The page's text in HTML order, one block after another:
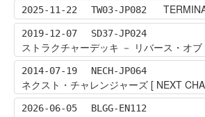
2025-11-22 TW03-JP082
2019-12-07 SD37-JP024
ストラクチャーデッキ － リバース・オブ
2014-07-19 NECH-JP064
ネクスト・チャレンジャーズ [ NEXT
2026-06-05 BLGG-EN112